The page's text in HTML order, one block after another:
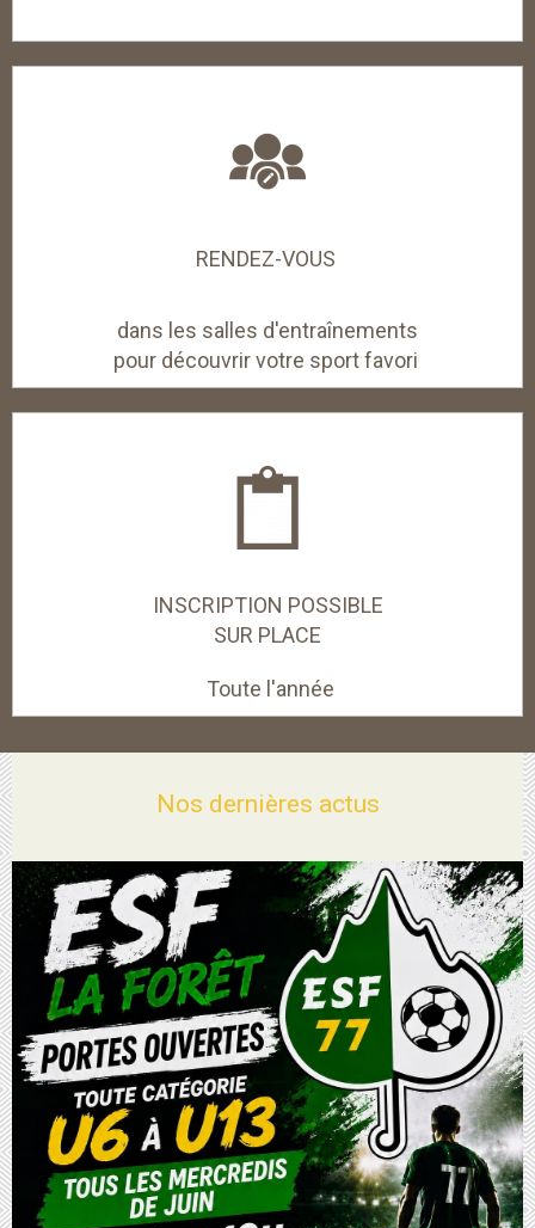
RENDEZ-VOUS
dans les salles d'entraînements
pour découvrir votre sport favori
INSCRIPTION POSSIBLE
SUR PLACE
Toute l'année
Nos dernières actus